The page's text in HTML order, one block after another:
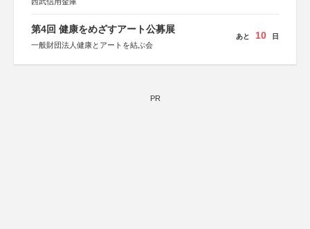
第4回 健康をめざすアート公募展
一般財団法人健康とアートを結ぶ会
あと 10 日
PR